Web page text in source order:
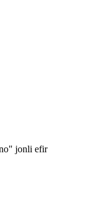
jonli efir